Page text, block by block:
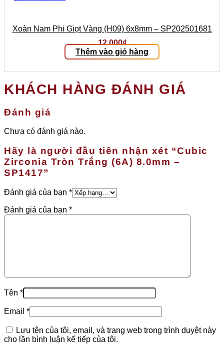
Xoàn Nam Phi Giọt Vàng (H09) 6x8mm – SP202501681
12.000₫
Thêm vào giỏ hàng
KHÁCH HÀNG ĐÁNH GIÁ
Đánh giá
Chưa có đánh giá nào.
Hãy là người đầu tiên nhận xét “Cubic
Zirconia Tròn Trắng (6A) 8.0mm –
SP1417”
Đánh giá của bạn *
Đánh giá của bạn *
Tên *
Email *
Lưu tên của tôi, email, và trang web trong trình duyệt này
cho lần bình luận kế tiếp của tôi.